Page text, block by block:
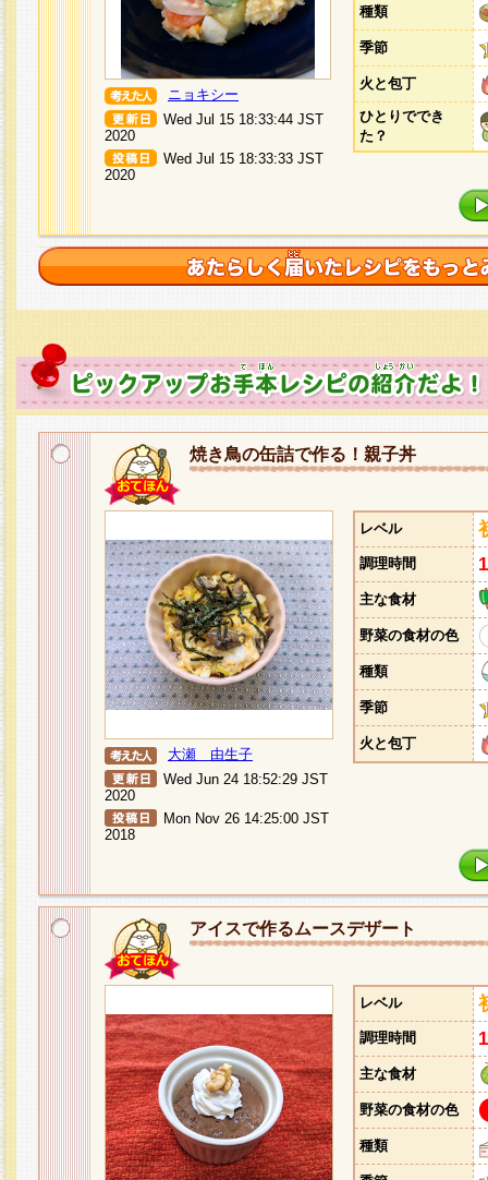
ニョキシー
Wed Jul 15 18:33:44 JST
2020
Wed Jul 15 18:33:33 JST
2020
種類
季節
火と包丁
ひとりででき
た？
焼き鳥の缶詰で作る！親子丼
大瀬 由生子
Wed Jun 24 18:52:29 JST
2020
Mon Nov 26 14:25:00 JST
2018
レベル
調理時間
主な食材
野菜の食材の色
種類
季節
火と包丁
アイスで作るムースデザート
レベル
調理時間
主な食材
野菜の食材の色
種類